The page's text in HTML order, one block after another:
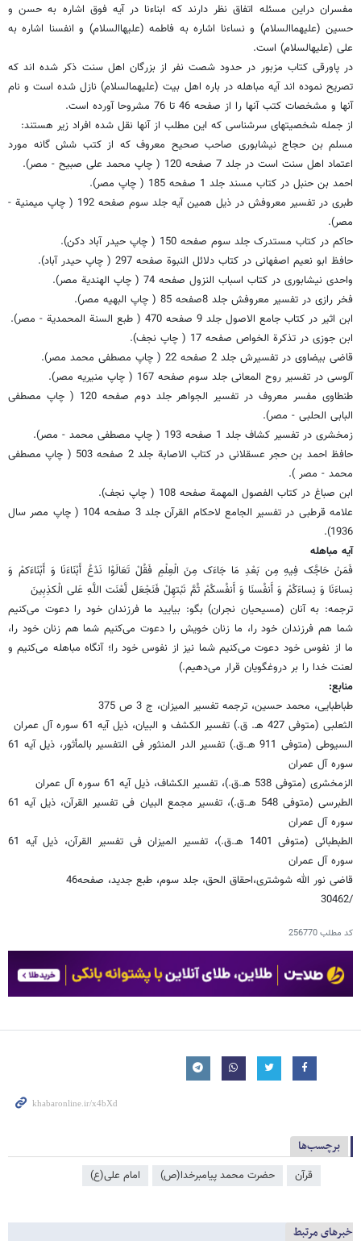
مفسران دراین مسئله اتفاق نظر دارند که ابناءنا در آیه فوق اشاره به حسن و
حسین (علیهماالسلام‏) و نساءنا اشاره به فاطمه (علیهاالسلام‏) و انفسنا اشاره به
على (علیه‏السلام‏) است.
در پاورقى کتاب مزبور در حدود شصت نفر از بزرگان اهل سنت ذکر شده‏ اند که
تصریح نموده ‏اند آیه مباهله در باره اهل بیت (علیهم‏السلام‏) نازل شده است و نام
آنها و مشخصات کتب آنها را از صفحه 46 تا 76 مشروحا آورده است.
از جمله شخصیتهاى سرشناسى که این مطلب از آنها نقل شده افراد زیر هستند:
مسلم بن حجاج نیشابورى صاحب صحیح معروف که از کتب شش‏ گانه مورد
اعتماد اهل سنت است در جلد 7 صفحه 120 ( چاپ محمد على صبیح - مصر).
احمد بن حنبل در کتاب مسند جلد 1 صفحه 185 ( چاپ مصر).
طبرى در تفسیر معروفش در ذیل همین آیه جلد سوم صفحه 192 ( چاپ میمنیة -
مصر).
حاکم در کتاب مستدرک جلد سوم صفحه 150 ( چاپ حیدر آباد دکن).
حافظ ابو نعیم اصفهانى در کتاب دلائل النبوة صفحه 297 ( چاپ حیدر آباد).
واحدى نیشابورى در کتاب اسباب النزول صفحه 74 ( چاپ الهندیة مصر).
فخر رازى در تفسیر معروفش جلد 8صفحه 85 ( چاپ البهیه مصر).
ابن اثیر در کتاب جامع الاصول جلد 9 صفحه 470 ( طبع السنة المحمدیة - مصر).
ابن جوزى در تذکرة الخواص صفحه 17 ( چاپ نجف).
قاضى بیضاوى در تفسیرش جلد 2 صفحه 22 ( چاپ مصطفى محمد مصر).
آلوسى در تفسیر روح المعانى جلد سوم صفحه 167 ( چاپ منیریه مصر).
طنطاوى مفسر معروف در تفسیر الجواهر جلد دوم صفحه 120 ( چاپ مصطفى
البابى الحلبى - مصر).
زمخشرى در تفسیر کشاف جلد 1 صفحه 193 ( چاپ مصطفى محمد - مصر).
حافظ احمد بن حجر عسقلانى در کتاب الاصابة جلد 2 صفحه 503 ( چاپ مصطفى
محمد - مصر ).
ابن صباغ در کتاب الفصول المهمة صفحه 108 ( چاپ نجف).
علامه قرطبى در تفسیر الجامع لاحکام القرآن جلد 3 صفحه 104 ( چاپ مصر سال
1936).
آیه مباهله
فَمَنْ حَاجَّک فِیهِ مِن بَعْدِ مَا جَاءَک مِنَ الْعِلْمِ فَقُلْ تَعَالَوْا نَدْعُ أَبْنَاءَنَا وَ أَبْنَاءَکمْ وَ
نِساءَنَا وَ نِساءَکُمْ وَ أَنفُسنَا وَ أَنفُسکُمْ ثُمَّ نَبْتهِلْ فَنَجْعَل لَّعْنَت اللَّهِ عَلی الْکذِبِینَ
ترجمه: به آنان (مسیحیان نجران) بگو: بیایید ما فرزندان خود را دعوت می‌کنیم
شما هم فرزندان خود را، ما زنان خویش را دعوت می‌کنیم شما هم زنان خود را،
ما از نفوس خود دعوت می‌کنیم شما نیز از نفوس خود را؛ آنگاه مباهله می‌کنیم و
لعنت خدا را بر دروغگویان قرار می‌دهیم.)
منابع:
طباطبایی، محمد حسین، ترجمه تفسیر المیزان، ج 3 ص 375
الثعلبی (متوفی 427 هـ. ق.) تفسیر الکشف و البیان، ذیل آیه 61 سوره آل عمران
السیوطی (متوفی 911 هـ.ق.) تفسیر الدر المنثور فی التفسیر بالمأثور، ذیل آیه 61
سوره آل عمران
الزمخشری (متوفی 538 هـ.ق.)، تفسیر الکشاف، ذیل آیه 61 سوره آل عمران
الطبرسی (متوفی 548 هـ.ق.)، تفسیر مجمع البیان فی تفسیر القرآن، ذیل آیه 61
سوره آل عمران
الطبطبائی (متوفی 1401 هـ.ق.)، تفسیر المیزان فی تفسیر القرآن، ذیل آیه 61
سوره آل عمران
قاضى نور الله شوشترى،احقاق الحق، جلد سوم، طبع جدید، صفحه46
/30462
کد مطلب256770
برچسب‌ها
قرآن حضرت محمد پیامبرخدا(ص) امام علی(ع)
خبرهای مرتبط